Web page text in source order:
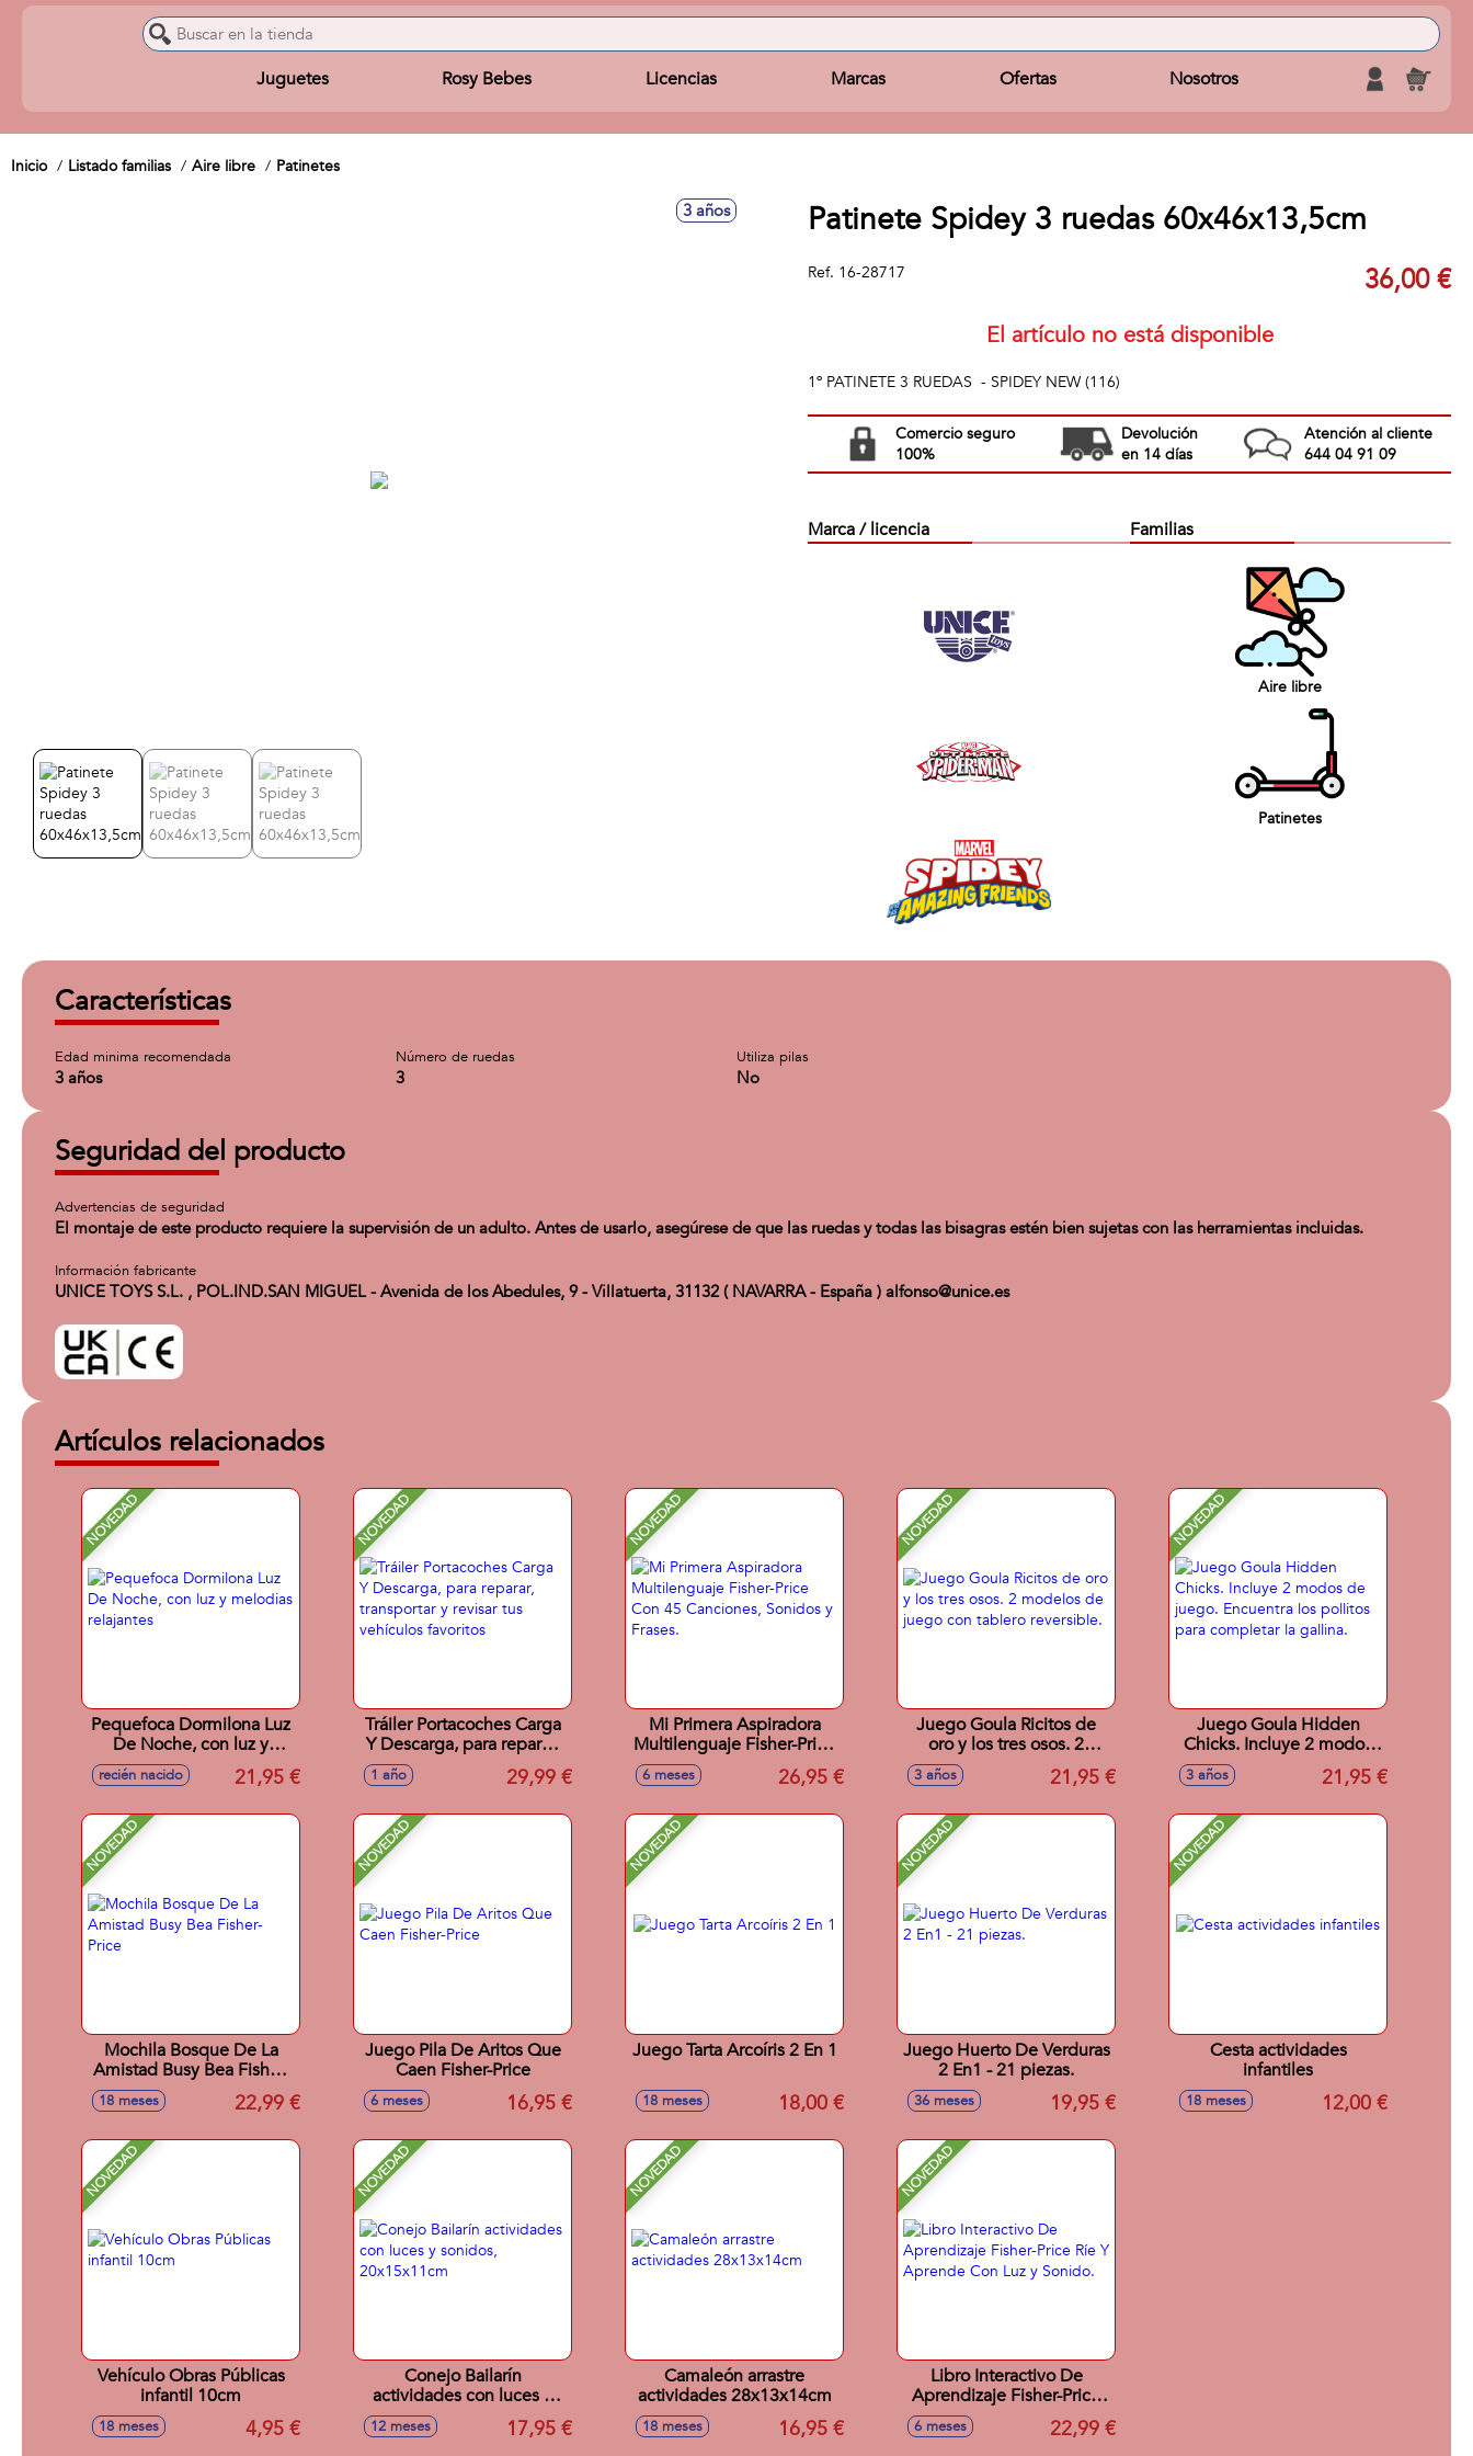
Juguetes Rosy Bebes Licencias Marcas Ofertas Nosotros
Inicio Listado familias Aire libre Patinetes
3 años Patinete Spidey 3 ruedas 60x46x13,5cm
Ref. 16-28717 36,00 €
El artículo no está disponible
1º PATINETE 3 RUEDAS - SPIDEY NEW (116)
Comercio seguro
100%
Devolución
en 14 días
Atención al cliente
644 04 91 09
Marca / licencia Familias
Aire libre
Patinetes
Características
Edad minima recomendada
3 años
Número de ruedas
3
Utiliza pilas
No
Seguridad del producto
Advertencias de seguridad
El montaje de este producto requiere la supervisión de un adulto. Antes de usarlo, asegúrese de que las ruedas y todas las bisagras estén bien sujetas con las herramientas incluidas.
Información fabricante
UNICE TOYS S.L. , POL.IND.SAN MIGUEL - Avenida de los Abedules, 9 - Villatuerta, 31132 ( NAVARRA - España ) alfonso@unice.es
Artículos relacionados
NOVEDAD
Pequefoca Dormilona Luz
De Noche, con luz y
melodias relajantes
recién nacido 21,95 €
NOVEDAD
Tráiler Portacoches Carga
Y Descarga, para reparar,
transportar y revisar tus
vehículos favoritos
1 año 29,99 €
NOVEDAD
Mi Primera Aspiradora
Multilenguaje Fisher-Price
Con 45 Canciones,
Sonidos y Frases.
6 meses 26,95 €
NOVEDAD
Juego Goula Ricitos de
oro y los tres osos. 2
modelos de juego con
tablero reversible.
3 años 21,95 €
NOVEDAD
Juego Goula Hidden
Chicks. Incluye 2 modos
de juego. Encuentra los
pollitos para completar la
3 años 21,95 €
NOVEDAD
Mochila Bosque De La
Amistad Busy Bea Fisher-
18 meses 22,99 €
NOVEDAD
Juego Pila De Aritos Que
Caen Fisher-Price
6 meses 16,95 €
NOVEDAD
Juego Tarta Arcoíris 2 En 1
18 meses 18,00 €
NOVEDAD
Juego Huerto De Verduras
2 En1 - 21 piezas.
36 meses 19,95 €
NOVEDAD
Cesta actividades
infantiles
18 meses 12,00 €
NOVEDAD
Vehículo Obras Públicas
infantil 10cm
18 meses 4,95 €
NOVEDAD
Conejo Bailarín
actividades con luces y
sonidos, 20x15x11cm
12 meses 17,95 €
NOVEDAD
Camaleón arrastre
actividades 28x13x14cm
18 meses 16,95 €
NOVEDAD
Libro Interactivo De
Aprendizaje Fisher-Price
Ríe Y Aprende Con Luz y
6 meses 22,99 €